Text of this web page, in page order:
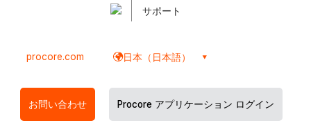
サポート
procore.com 日本（日本語）
お問い合わせ Procore アプリケーション ログイン